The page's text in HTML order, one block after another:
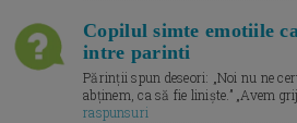
Copilul simte emotiile
intre parinti
Părinții spun deseori: „Noi nu ne
abținem, ca să fie liniște.” „Avem
raspunsuri